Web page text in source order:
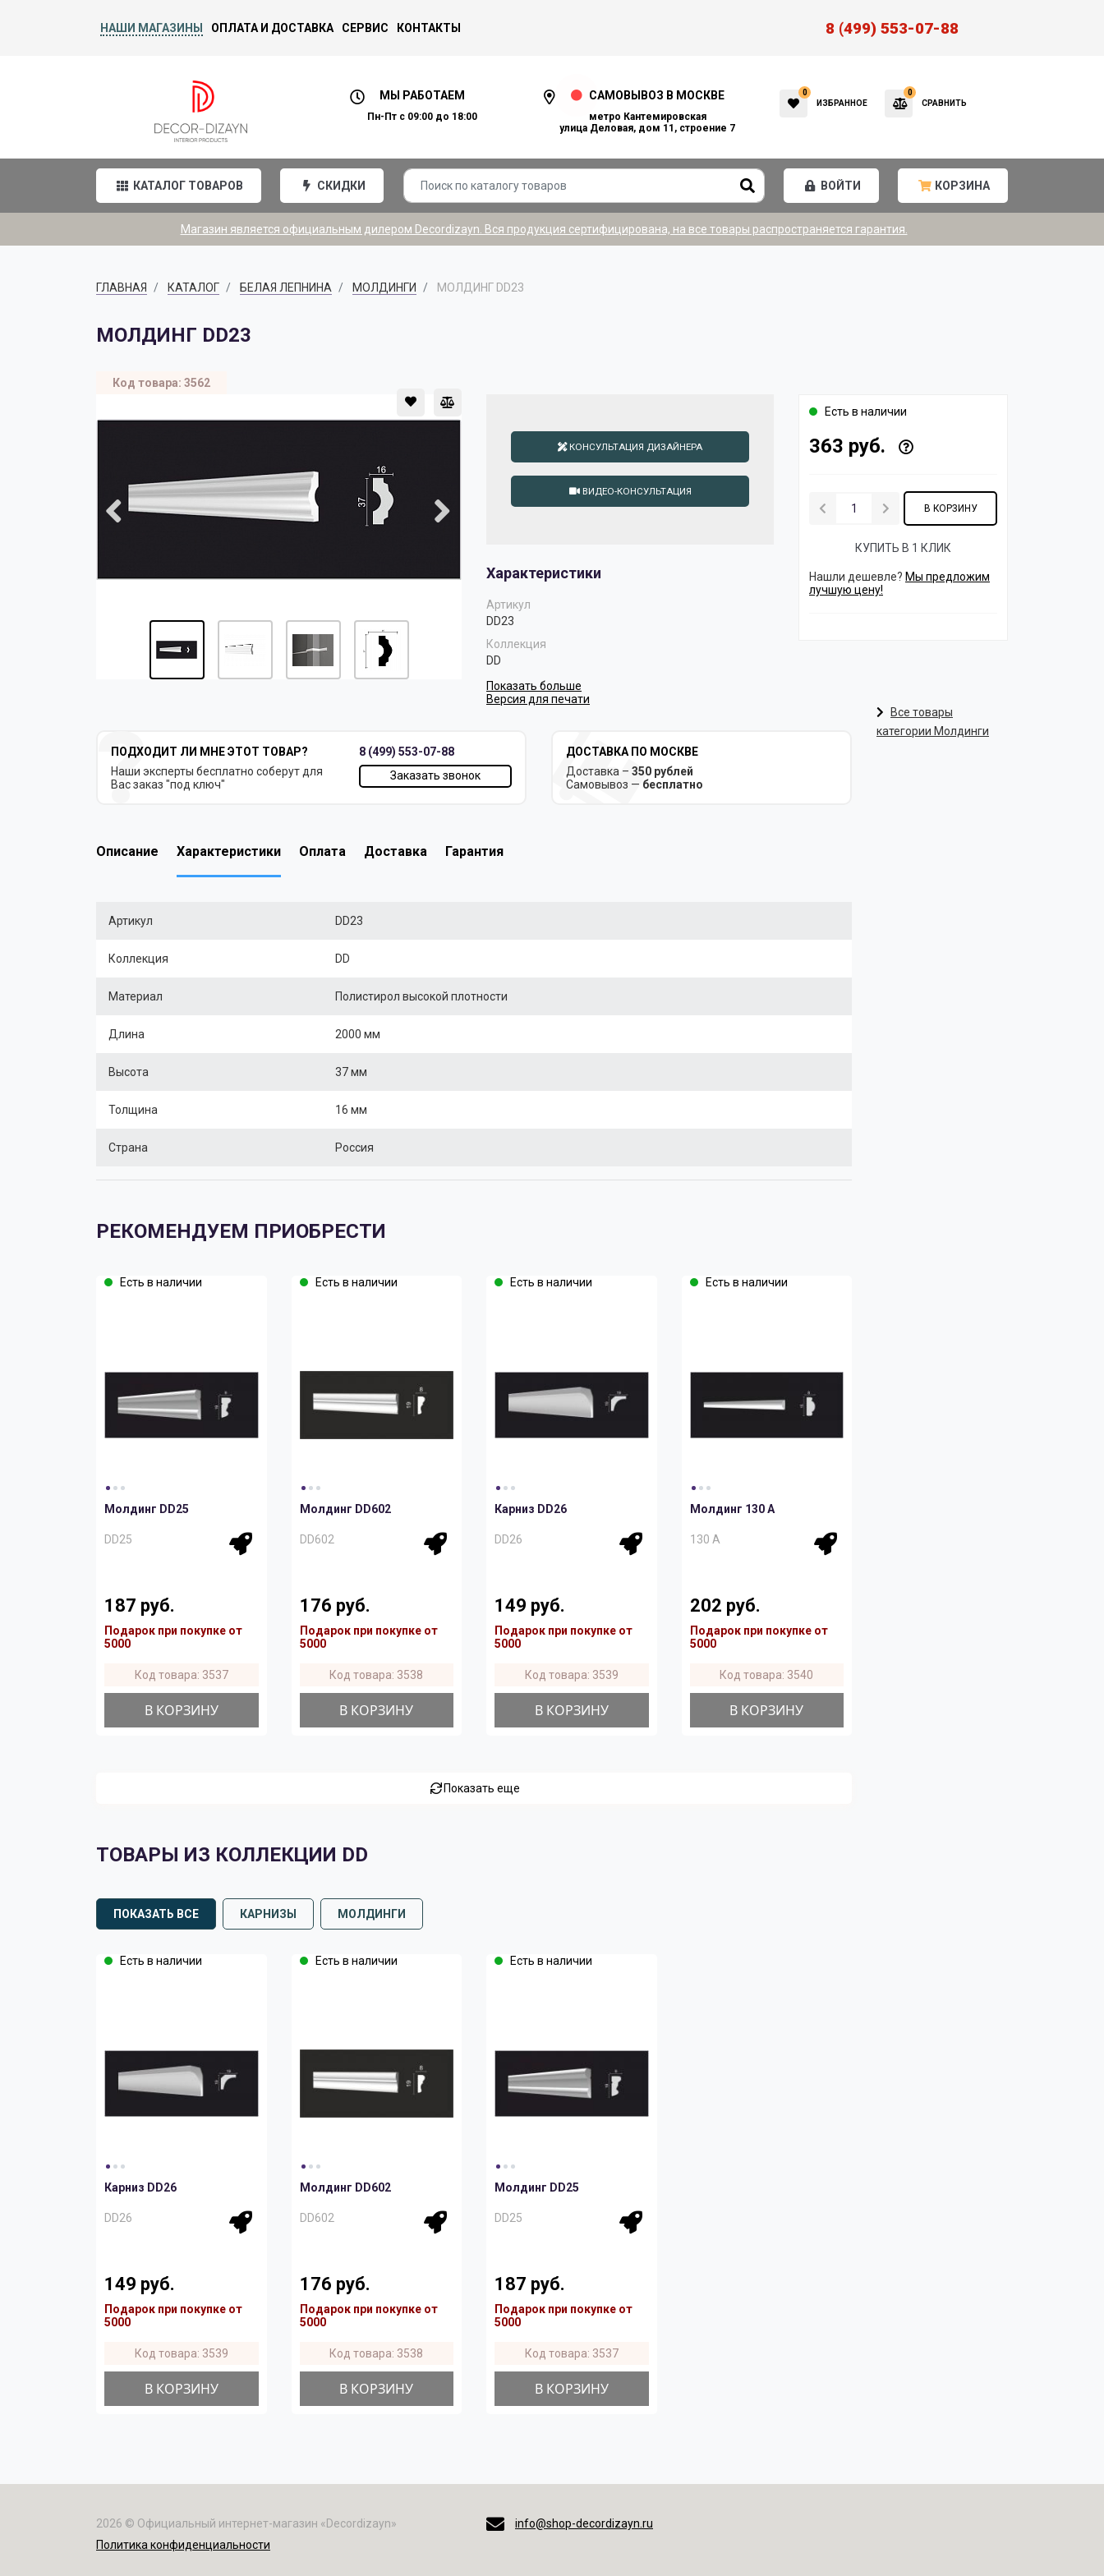
НАШИ МАГАЗИНЫ ОПЛАТА И ДОСТАВКА СЕРВИС КОНТАКТЫ 8 (499) 553-07-88
МЫ РАБОТАЕМ
Пн-Пт с 09:00 до 18:00
САМОВЫВОЗ В МОСКВЕ
метро Кантемировская
улица Деловая, дом 11, строение 7
0
ИЗБРАННОЕ
0
СРАВНИТЬ
КАТАЛОГ ТОВАРОВ СКИДКИ ВОЙТИ КОРЗИНА
Магазин является официальным дилером Decordizayn. Вся продукция сертифицирована, на все товары распространяется гарантия.
ГЛАВНАЯ КАТАЛОГ БЕЛАЯ ЛЕПНИНА МОЛДИНГИ МОЛДИНГ DD23
МОЛДИНГ DD23
Код товара: 3562
КОНСУЛЬТАЦИЯ ДИЗАЙНЕРА
ВИДЕО-КОНСУЛЬТАЦИЯ
Характеристики
Артикул
DD23
Коллекция
DD
Показать больше
Версия для печати
Есть в наличии
363 руб.
В КОРЗИНУ
КУПИТЬ В 1 КЛИК
Нашли дешевле? Мы предложим
лучшую цену!
ПОДХОДИТ ЛИ МНЕ ЭТОТ ТОВАР?
Наши эксперты бесплатно соберут для
Вас заказ "под ключ"
8 (499) 553-07-88
Заказать звонок
ДОСТАВКА ПО МОСКВЕ
Доставка – 350 рублей
Самовывоз — бесплатно
Описание Характеристики Оплата Доставка Гарантия
Артикул DD23
Коллекция DD
Материал Полистирол высокой плотности
Длина 2000 мм
Высота 37 мм
Толщина 16 мм
Страна Россия
РЕКОМЕНДУЕМ ПРИОБРЕСТИ
Есть в наличии
Молдинг DD25
DD25
187 руб.
Подарок при покупке от
5000
Код товара: 3537
В КОРЗИНУ
Есть в наличии
Молдинг DD602
DD602
176 руб.
Подарок при покупке от
5000
Код товара: 3538
В КОРЗИНУ
Есть в наличии
Карниз DD26
DD26
149 руб.
Подарок при покупке от
5000
Код товара: 3539
В КОРЗИНУ
Есть в наличии
Молдинг 130 A
130 A
202 руб.
Подарок при покупке от
5000
Код товара: 3540
В КОРЗИНУ
Показать еще
ТОВАРЫ ИЗ КОЛЛЕКЦИИ DD
ПОКАЗАТЬ ВСЕ КАРНИЗЫ МОЛДИНГИ
Есть в наличии
Карниз DD26
DD26
149 руб.
Подарок при покупке от
5000
Код товара: 3539
В КОРЗИНУ
Есть в наличии
Молдинг DD602
DD602
176 руб.
Подарок при покупке от
5000
Код товара: 3538
В КОРЗИНУ
Есть в наличии
Молдинг DD25
DD25
187 руб.
Подарок при покупке от
5000
Код товара: 3537
В КОРЗИНУ
Все товары
категории Молдинги
2026 © Официальный интернет-магазин «Decordizayn»
Политика конфиденциальности
info@shop-decordizayn.ru